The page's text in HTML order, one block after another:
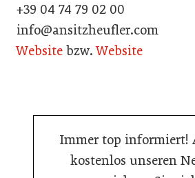
+39 04 74 79 02 00
info@ansitzheufler.com
Website bzw.Website
Immer top informiert!
kostenlos unseren